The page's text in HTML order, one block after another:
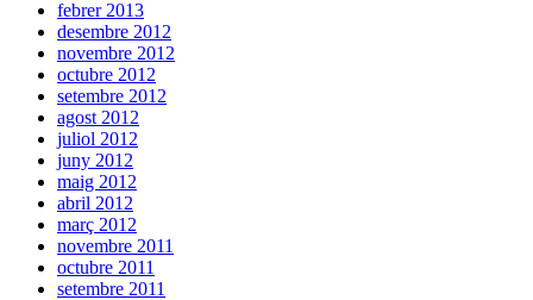
febrer 2013
desembre 2012
novembre 2012
octubre 2012
setembre 2012
agost 2012
juliol 2012
juny 2012
maig 2012
abril 2012
març 2012
novembre 2011
octubre 2011
setembre 2011